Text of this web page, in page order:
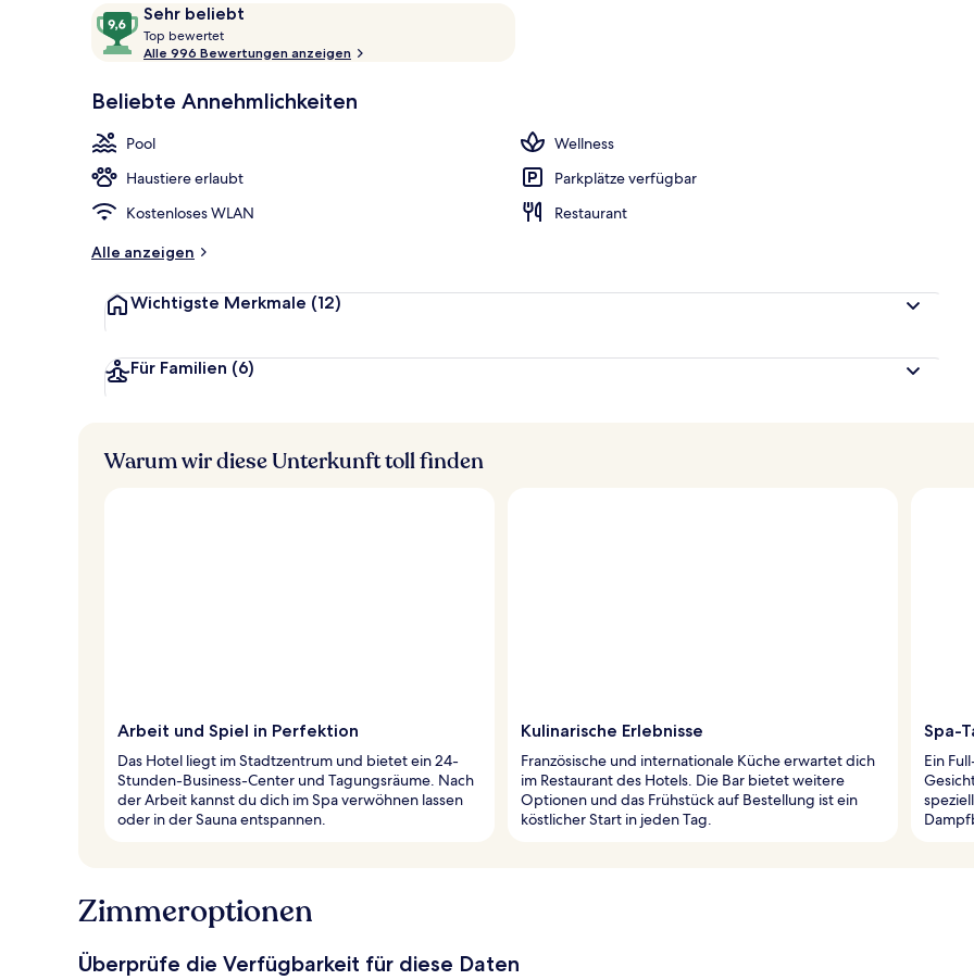
Bewertungen
Sehr beliebt
9,6
von
10,
beliebt
Top bewertet
o
b
e
r
t
Alle 996 Bewertungen anzeigen
Beliebte Annehmlichkeiten
Pool
Wellness
Haustiere erlaubt
Parkplätze verfügbar
Kostenloses WLAN
Restaurant
Alle anzeigen
Wichtigste Merkmale (12)
Für Familien (6)
Warum wir diese Unterkunft toll finden
Arbeit und Spiel in Perfektion
Das Hotel liegt im Stadtzentrum und bietet ein 24-
Stunden-Business-Center und Tagungsräume. Nach
der Arbeit kannst du dich im Spa verwöhnen lassen
oder in der Sauna entspannen.
Kulinarische Erlebnisse
Französische und internationale Küche erwartet dich
im Restaurant des Hotels. Die Bar bietet weitere
Optionen und das Frühstück auf Bestellung ist ein
köstlicher Start in jeden Tag.
Spa-
Ein
Zimmeroptionen
Überprüfe die Verfügbarkeit für diese Daten